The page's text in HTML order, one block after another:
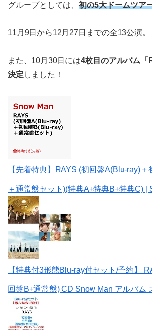
グループとしては、 初の5大ドームツア
11月9日から12月27日までの全13公演。
また、10月30日には4枚目のアルバム「
決定 しました！
【先着特典】RAYS (初回盤A(Blu-ray)＋
＋通常盤セット)(特典A+特典B+特典C) [
【特典付3形態Blu-ray付セット/予約】
回盤B+通常盤) CD Snow Man アルバム